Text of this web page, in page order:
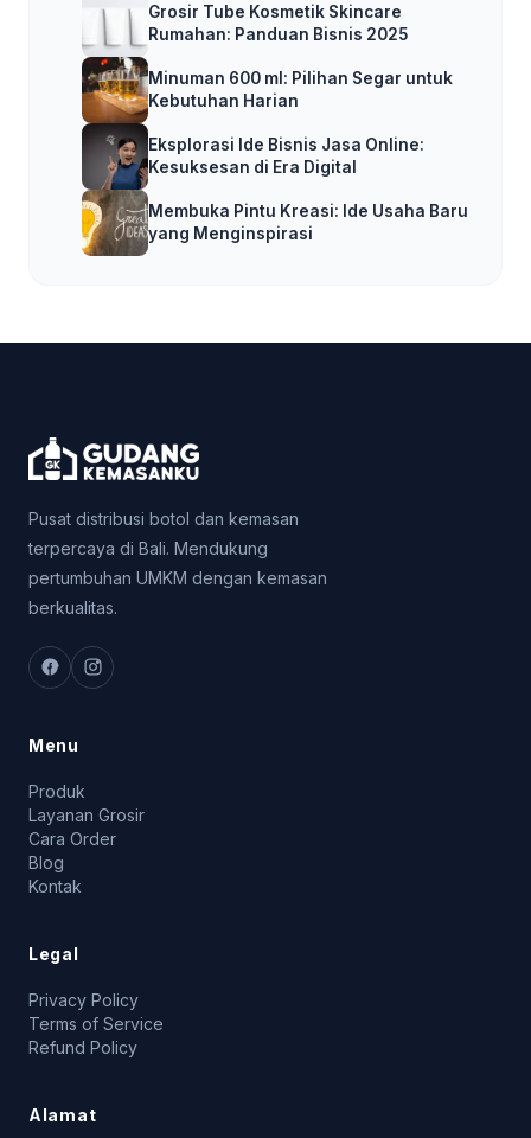
Grosir Tube Kosmetik Skincare
Rumahan: Panduan Bisnis 2025
Minuman 600 ml: Pilihan Segar untuk
Kebutuhan Harian
Eksplorasi Ide Bisnis Jasa Online:
Kesuksesan di Era Digital
Membuka Pintu Kreasi: Ide Usaha Baru
yang Menginspirasi
Pusat distribusi botol dan kemasan
terpercaya di Bali. Mendukung
pertumbuhan UMKM dengan kemasan
berkualitas.
Menu
Produk
Layanan Grosir
Cara Order
Blog
Kontak
Legal
Privacy Policy
Terms of Service
Refund Policy
Alamat